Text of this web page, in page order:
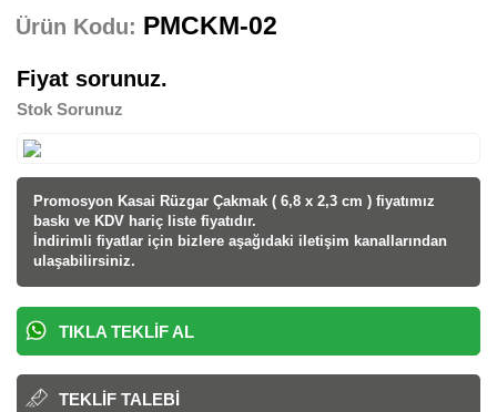
Ürün Kodu: PMCKM-02
Fiyat sorunuz.
Stok Sorunuz
Promosyon Kasai Rüzgar Çakmak ( 6,8 x 2,3 cm ) fiyatımız
baskı ve KDV hariç liste fiyatıdır.
İndirimli fiyatlar için bizlere aşağıdaki iletişim kanallarından
ulaşabilirsiniz.
TIKLA TEKLIF AL
TEKLIF TALEBI